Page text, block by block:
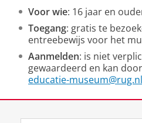
Voor wie: 16 jaar en
Toegang: gratis te
entreebewijs voor het
Aanmelden: is niet
gewaardeerd en kan
educatie-museum@rug.nl